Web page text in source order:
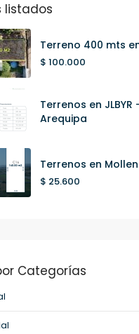
listados
Terreno 400 mts
$ 100.000
Terrenos en JLBYR
Arequipa
Terrenos en
$ 25.600
Categorías